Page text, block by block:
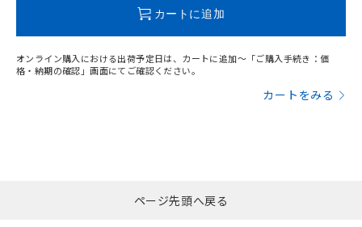
カートに追加
オンライン購入における出荷予定日は、カートに追加～「ご購入手続き：価
格・納期の確認」画面にてご確認ください。
カートをみる
ページ先頭へ戻る